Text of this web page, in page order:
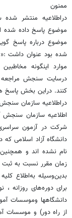
ممنون
دراطلاعیه منتشر
موضوع پاسخ داده
موضوع درباره پاسخ
شده بود عنوان داشت :«
موارد اینگونه
درسایت سنجش
کنند. دراین بخش پاسخ
دراطلاعیه سازمان
اطلاعیه سازمان
نام نشده اند و همچنین
زمان مقرر نسبت به ثبت
بدین‌وسیله‌ به‌اطلاع‌
برای‌ دوره‌های‌ روزانه‌
دانشگاهها وموسسات‌